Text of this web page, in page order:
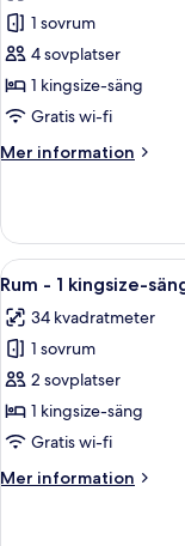
Svit
Presidential
-
1
-
1 sovrum
4 sovplatser
1 kingsize-säng
Gratis wi-fi
Mer information
Mer
Presidential
1
hörn
Öppna
alla
foton
för
Rum
-
1
säng
5
Rum - 1 kingsize-
34 kvadratmeter
1 sovrum
2 sovplatser
1 kingsize-säng
Gratis wi-fi
Mer information
Mer